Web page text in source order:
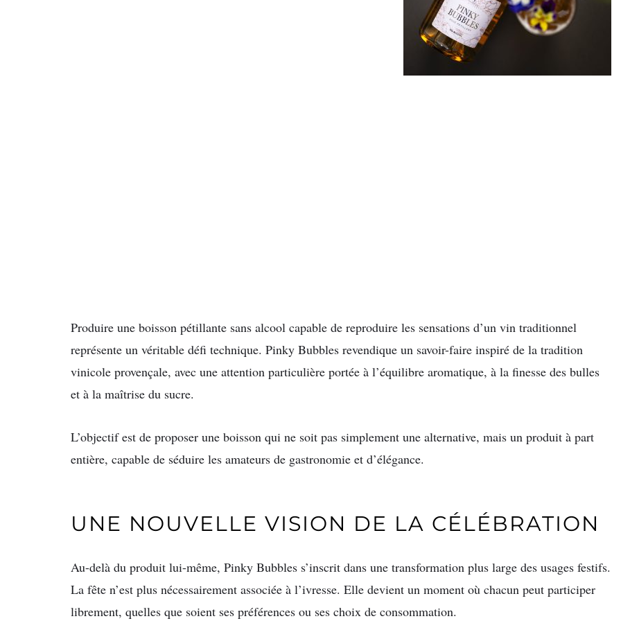
Produire une boisson pétillante sans alcool capable de reproduire les sensations d’un vin traditionnel
représente un véritable défi technique. Pinky Bubbles revendique un savoir-faire inspiré de la tradition
vinicole provençale, avec une attention particulière portée à l’équilibre aromatique, à la finesse des bulles
et à la maîtrise du sucre.
L’objectif est de proposer une boisson qui ne soit pas simplement une alternative, mais un produit à part
entière, capable de séduire les amateurs de gastronomie et d’élégance.
UNE NOUVELLE VISION DE LA CÉLÉBRATION
Au-delà du produit lui-même, Pinky Bubbles s’inscrit dans une transformation plus large des usages festifs.
La fête n’est plus nécessairement associée à l’ivresse. Elle devient un moment où chacun peut participer
librement, quelles que soient ses préférences ou ses choix de consommation.